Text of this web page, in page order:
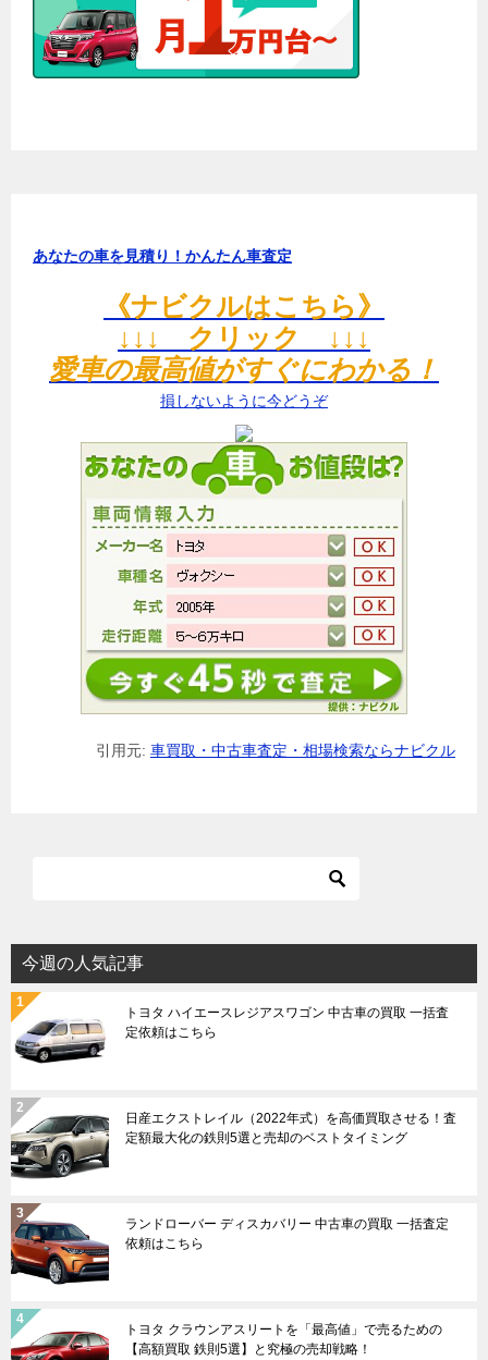
あなたの車を見積り！かんたん車査定
《ナビクルはこちら》
↓↓↓ クリック ↓↓↓
愛車の最高値がすぐにわかる！
損しないように今どうぞ
引用元: 車買取・中古車査定・相場検索ならナビクル
今週の人気記事
トヨタ ハイエースレジアスワゴン 中古車の買取 一括査
定依頼はこちら
日産エクストレイル（2022年式）を高価買取させる！査
定額最大化の鉄則5選と売却のベストタイミング
ランドローバー ディスカバリー 中古車の買取 一括査定
依頼はこちら
トヨタ クラウンアスリートを「最高値」で売るための
【高額買取 鉄則5選】と究極の売却戦略！